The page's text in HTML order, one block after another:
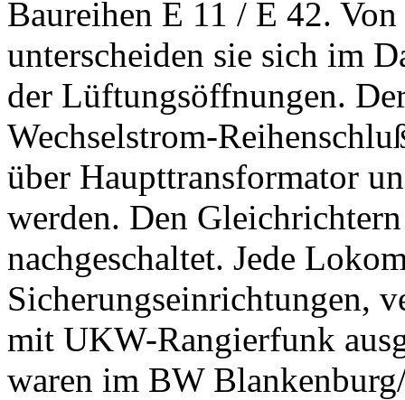
Baureihen E 11 / E 42.
unterscheiden sie sich im
der Lüftungsöffnungen.
Wechselstrom-
über Haupttransformator
werden. Den
nachgeschaltet. Jede
Sicherungseinrichtungen,
mit UKW-Rangierfunk
waren im BW